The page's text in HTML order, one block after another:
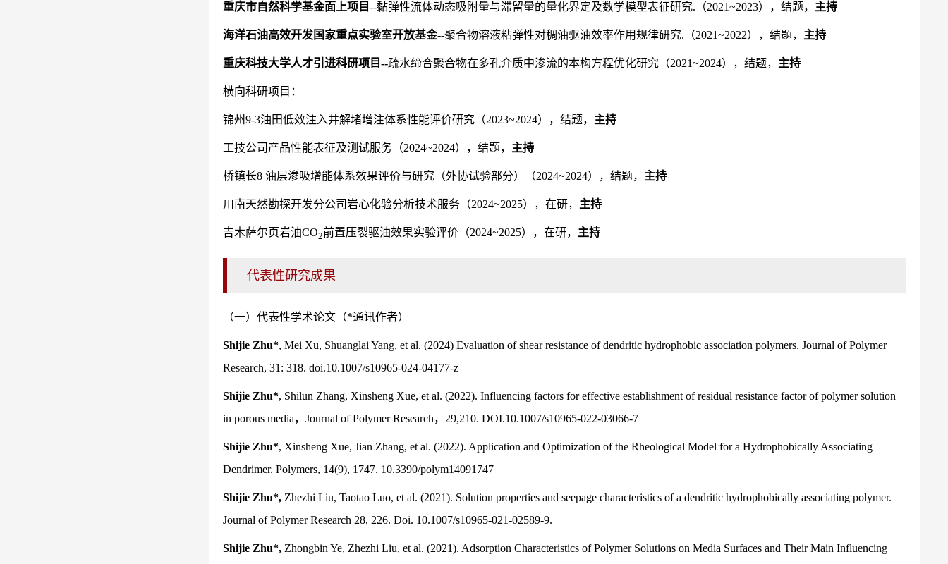
重庆市自然科学基金面上项目--黏弹性流体动态吸附量与滞留量的量化界定及数学模型表征研究.（2021~2023），结题， 主持
海洋石油高效开发国家重点实验室开放基金--聚合物溶液粘弹性对稠油驱油效率作用规律研究.（2021~2022），结题， 主持
重庆科技大学人才引进科研项目--疏水缔合聚合物在多孔介质中渗流的本构方程优化研究（2021~2024），结题， 主持
横向科研项目：
锦州9-3油田低效注入井解堵增注体系性能评价研究（2023~2024），结题， 主持
工技公司产品性能表征及测试服务（2024~2024），结题， 主持
桥镇长8 油层渗吸增能体系效果评价与研究（外协试验部分）（2024~2024），结题， 主持
川南天然勘探开发分公司岩心化验分析技术服务（2024~2025），在研， 主持
吉木萨尔页岩油CO2前置压裂驱油效果实验评价（2024~2025），在研， 主持
代表性研究成果
（一）代表性学术论文（*通讯作者）
Shijie Zhu*, Mei Xu, Shuanglai Yang, et al. (2024) Evaluation of shear resistance of dendritic hydrophobic association polymers. Journal of Polymer
Research, 31: 318. doi.10.1007/s10965-024-04177-z
Shijie Zhu*, Shilun Zhang, Xinsheng Xue, et al. (2022). Influencing factors for effective establishment of residual resistance factor of polymer solution
in porous media，Journal of Polymer Research，29,210. DOI.10.1007/s10965-022-03066-7
Shijie Zhu*, Xinsheng Xue, Jian Zhang, et al. (2022). Application and Optimization of the Rheological Model for a Hydrophobically Associating
Dendrimer. Polymers, 14(9), 1747. 10.3390/polym14091747
Shijie Zhu*, Zhezhi Liu, Taotao Luo, et al. (2021). Solution properties and seepage characteristics of a dendritic hydrophobically associating polymer.
Journal of Polymer Research 28, 226. Doi. 10.1007/s10965-021-02589-9.
Shijie Zhu*, Zhongbin Ye, Zhezhi Liu, et al. (2021). Adsorption Characteristics of Polymer Solutions on Media Surfaces and Their Main Influencing